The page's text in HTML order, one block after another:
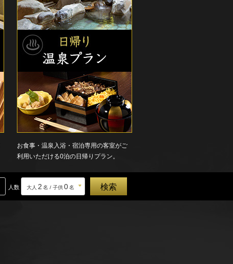
お食事・温泉入浴・宿泊専用の客室がご
利用いただける0泊の日帰りプラン。
人数 大人 2 名 / 子供0名